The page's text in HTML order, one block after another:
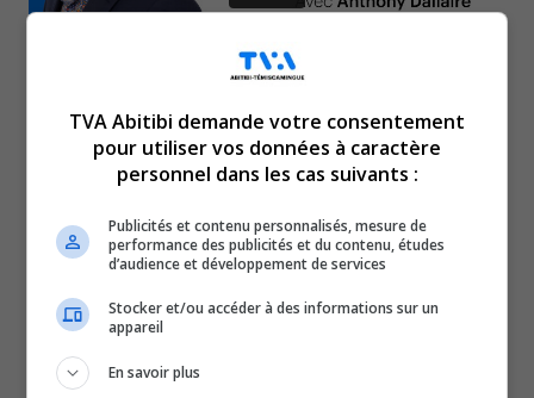
Voici l’actualité de l’Abitibi-Témiscamingue.
Le TVA 12 h 15 et le TVA 17 h 58 sont des rendez-vous
incontournables pour connaître tout de l’actualité
régionale. Avec un bulletin de 12 minutes sur l’heure du
pour faire un tour d’horizon complet de ce qui a marqué
TVA Abitibi demande votre consentement
pour utiliser vos données à caractère
personnel dans les cas suivants :
Publicités et contenu personnalisés, mesure de
performance des publicités et du contenu, études
d’audience et développement de services
Stocker et/ou accéder à des informations sur un
appareil
En savoir plus